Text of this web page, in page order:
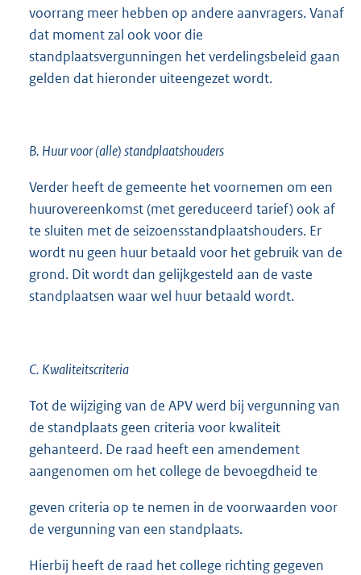
voorrang meer hebben op andere aanvragers. Vanaf
dat moment zal ook voor die
standplaatsvergunningen het verdelingsbeleid gaan
gelden dat hieronder uiteengezet wordt.
B. Huur voor (alle) standplaatshouders
Verder heeft de gemeente het voornemen om een
huurovereenkomst (met gereduceerd tarief) ook af
te sluiten met de seizoensstandplaatshouders. Er
wordt nu geen huur betaald voor het gebruik van de
grond. Dit wordt dan gelijkgesteld aan de vaste
standplaatsen waar wel huur betaald wordt.
C. Kwaliteitscriteria
Tot de wijziging van de APV werd bij vergunning van
de standplaats geen criteria voor kwaliteit
gehanteerd. De raad heeft een amendement
aangenomen om het college de bevoegdheid te
geven criteria op te nemen in de voorwaarden voor
de vergunning van een standplaats.
Hierbij heeft de raad het college richting gegeven